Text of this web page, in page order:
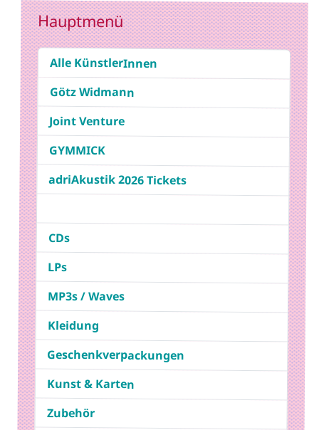
Hauptmenü
Alle KünstlerInnen
Götz Widmann
Joint Venture
GYMMICK
adriAkustik 2026 Tickets
CDs
LPs
MP3s / Waves
Kleidung
Geschenkverpackungen
Kunst & Karten
Zubehör